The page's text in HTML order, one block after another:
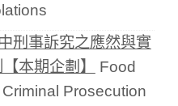
刑事訴究之應然與實
本期企劃】
Food
Prosecution